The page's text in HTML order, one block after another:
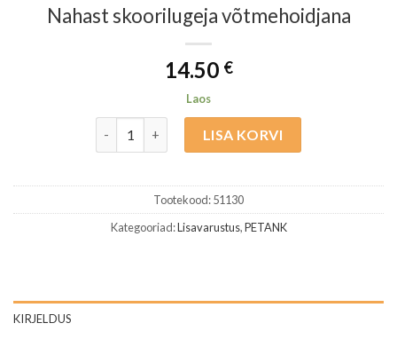
Nahast skoorilugeja võtmehoidjana
14.50 €
Laos
LISA KORVI
Tootekood:51130
Kategooriad:Lisavarustus,PETANK
KIRJELDUS